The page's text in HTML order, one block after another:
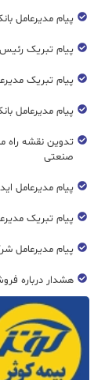
پیام مدیرعامل
پیام تبریک
پیام تبریک
پیام مدیرعامل
تدوین نقشه راه
صنعتی
پیام مدیرعامل
پیام تبریک
پیام مدیرعامل
هشدار درباره